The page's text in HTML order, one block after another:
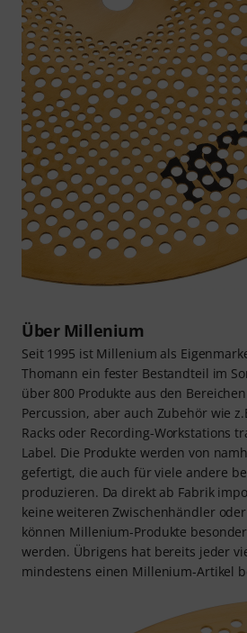
Über Millenium
Seit 1995 ist Millenium als
Thomann ein fester Bestandteil im
über 800 Produkte aus den
Percussion, aber auch Zubehör wie
Racks oder Recording-Workstations
Label. Die Produkte werden von
gefertigt, die auch für viele andere
produzieren. Da direkt ab Fabrik
keine weiteren Zwischenhändler
können Millenium-Produkte
werden. Übrigens hat bereits jeder
mindestens einen Millenium-Artikel